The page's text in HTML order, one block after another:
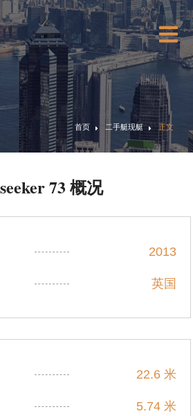
首页 二手艇现艇 正文
73 概况
2013
英国
22.6 米
5.74 米